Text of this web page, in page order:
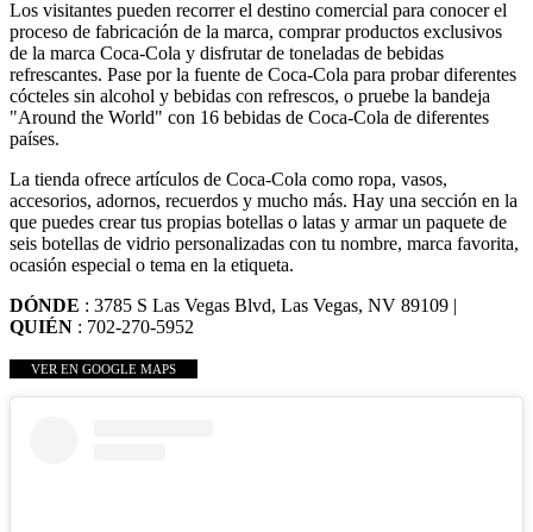
Los visitantes pueden recorrer el destino comercial para conocer el
proceso de fabricación de la marca, comprar productos exclusivos
de la marca Coca-Cola y disfrutar de toneladas de bebidas
refrescantes. Pase por la fuente de Coca-Cola para probar diferentes
cócteles sin alcohol y bebidas con refrescos, o pruebe la bandeja
"Around the World" con 16 bebidas de Coca-Cola de diferentes
países.
La tienda ofrece artículos de Coca-Cola como ropa, vasos,
accesorios, adornos, recuerdos y mucho más. Hay una sección en la
que puedes crear tus propias botellas o latas y armar un paquete de
seis botellas de vidrio personalizadas con tu nombre, marca favorita,
ocasión especial o tema en la etiqueta.
DÓNDE : 3785 S Las Vegas Blvd, Las Vegas, NV 89109 |
QUIÉN : 702-270-5952
VER EN GOOGLE MAPS